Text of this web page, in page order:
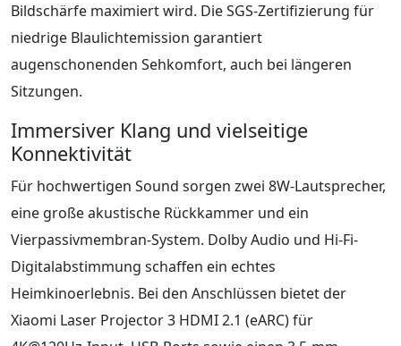
Bildschärfe maximiert wird. Die SGS-Zertifizierung für
niedrige Blaulichtemission garantiert
augenschonenden Sehkomfort, auch bei längeren
Sitzungen.
Immersiver Klang und vielseitige
Konnektivität
Für hochwertigen Sound sorgen zwei 8W-Lautsprecher,
eine große akustische Rückkammer und ein
Vierpassivmembran-System. Dolby Audio und Hi-Fi-
Digitalabstimmung schaffen ein echtes
Heimkinoerlebnis. Bei den Anschlüssen bietet der
Xiaomi Laser Projector 3 HDMI 2.1 (eARC) für